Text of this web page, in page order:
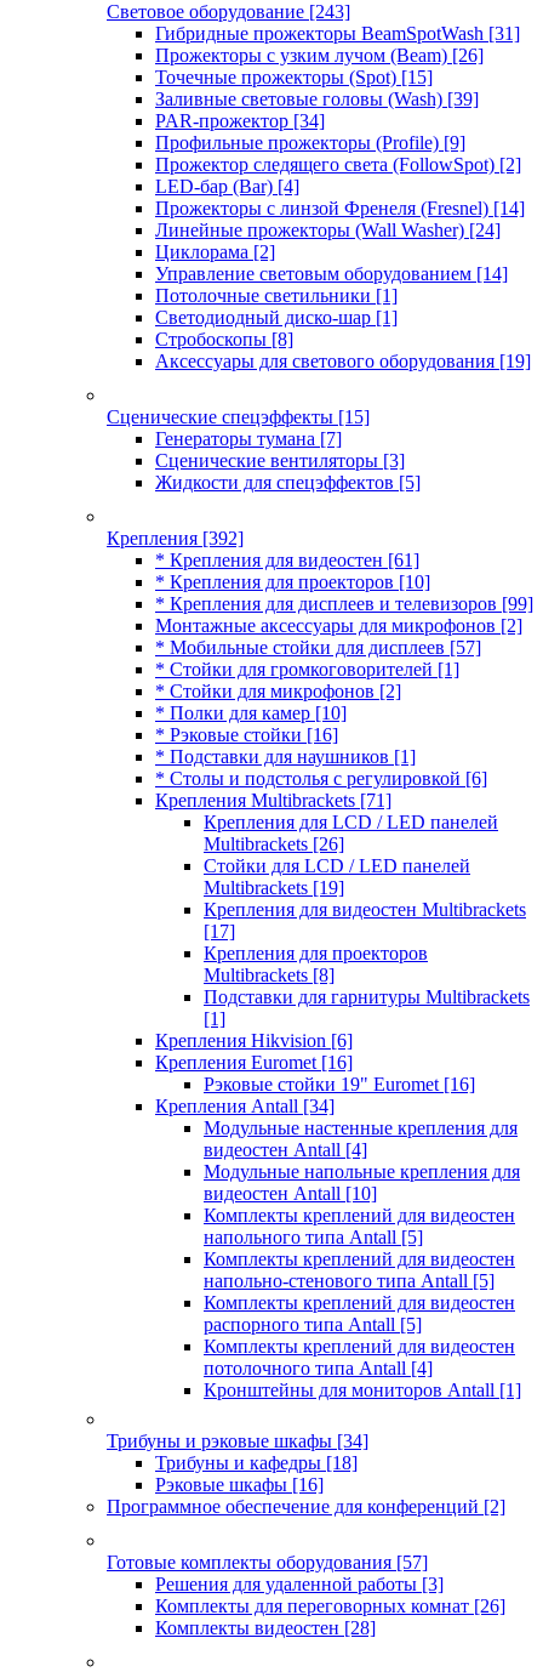
Световое оборудование [243]
Гибридные прожекторы BeamSpotWash [31]
Прожекторы с узким лучом (Beam) [26]
Точечные прожекторы (Spot) [15]
Заливные световые головы (Wash) [39]
PAR-прожектор [34]
Профильные прожекторы (Profile) [9]
Прожектор следящего света (FollowSpot) [2]
LED-бар (Bar) [4]
Прожекторы с линзой Френеля (Fresnel) [14]
Линейные прожекторы (Wall Washer) [24]
Циклорама [2]
Управление световым оборудованием [14]
Потолочные светильники [1]
Светодиодный диско-шар [1]
Стробоскопы [8]
Аксессуары для светового оборудования [19]
Сценические спецэффекты [15]
Генераторы тумана [7]
Сценические вентиляторы [3]
Жидкости для спецэффектов [5]
Крепления [392]
* Крепления для видеостен [61]
* Крепления для проекторов [10]
* Крепления для дисплеев и телевизоров [99]
Монтажные аксессуары для микрофонов [2]
* Мобильные стойки для дисплеев [57]
* Стойки для громкоговорителей [1]
* Стойки для микрофонов [2]
* Полки для камер [10]
* Рэковые стойки [16]
* Подставки для наушников [1]
* Столы и подстолья с регулировкой [6]
Крепления Multibrackets [71]
Крепления для LCD / LED панелей
Multibrackets [26]
Стойки для LCD / LED панелей
Multibrackets [19]
Крепления для видеостен Multibrackets
[17]
Крепления для проекторов
Multibrackets [8]
Подставки для гарнитуры Multibrackets
[1]
Крепления Hikvision [6]
Крепления Euromet [16]
Рэковые стойки 19" Euromet [16]
Крепления Antall [34]
Модульные настенные крепления для
видеостен Antall [4]
Модульные напольные крепления для
видеостен Antall [10]
Комплекты креплений для видеостен
напольного типа Antall [5]
Комплекты креплений для видеостен
напольно-стенового типа Antall [5]
Комплекты креплений для видеостен
распорного типа Antall [5]
Комплекты креплений для видеостен
потолочного типа Antall [4]
Кронштейны для мониторов Antall [1]
Трибуны и рэковые шкафы [34]
Трибуны и кафедры [18]
Рэковые шкафы [16]
Программное обеспечение для конференций [2]
Готовые комплекты оборудования [57]
Решения для удаленной работы [3]
Комплекты для переговорных комнат [26]
Комплекты видеостен [28]